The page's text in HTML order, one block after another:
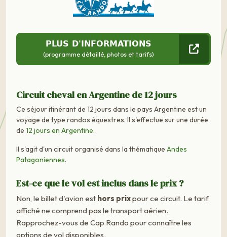
PLUS D'INFORMATIONS
(programme détaillé, photos et tarifs)
Circuit cheval en Argentine de 12 jours
Ce séjour itinérant de 12 jours dans le pays Argentine est un
voyage de type randos équestres. Il s'effectue sur une durée
de 12 jours en Argentine.
Il s'agit d'un circuit organisé dans la thématique Andes
Patagoniennes.
Est-ce que le vol est inclus dans le prix ?
Non, le billet d'avion est hors prixpour ce circuit. Le tarif
affiché ne comprend pas le transport aérien.
Rapprochez-vous de Cap Rando pour connaître les
options de vol disponibles.